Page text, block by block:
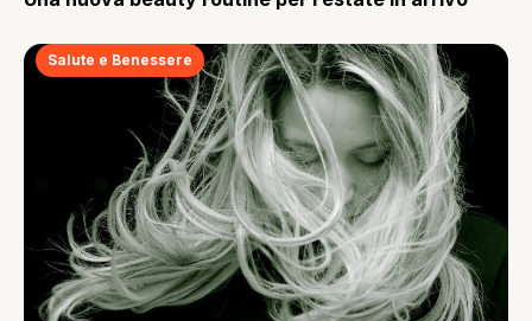
Salute e Benessere